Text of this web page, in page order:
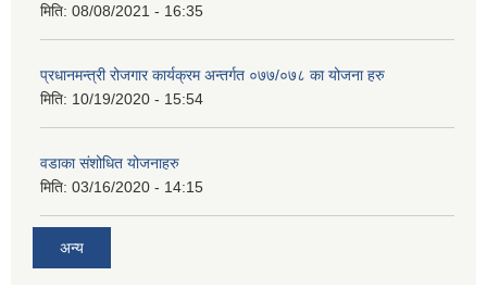
मिति: 08/08/2021 - 16:35
प्रधानमन्त्री रोजगार कार्यक्रम अन्तर्गत ०७७/०७८ का योजना हरु
मिति: 10/19/2020 - 15:54
वडाका संशोधित योजनाहरु
मिति: 03/16/2020 - 14:15
अन्य